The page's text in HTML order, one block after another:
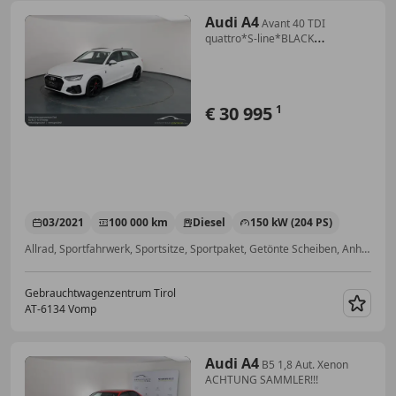
Audi A4Avant 40 TDI
quattro*S-line*BLACK
€ 30 995 1
03/2021 100 000 km Diesel
150 kW (204 PS)
Allrad, Sportfahrwerk, Sportsitze, Sportpaket, Getönte Scheiben, Anhängerkupplung, Sitzheizung, Beheizbare Frontscheibe
Gebrauchtwagenzentrum Tirol
AT-6134 Vomp
Audi A4 B5 1,8 Aut. Xenon
ACHTUNG SAMMLER!!!